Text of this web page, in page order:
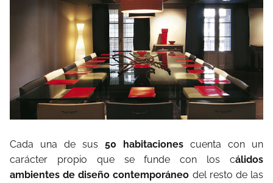
Cada una de sus 50 habitaciones cuenta con un
carácter propio que se funde con los cálidos
ambientes de diseño contemporáneo del resto de las